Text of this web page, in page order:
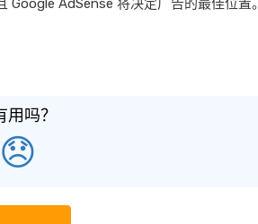
AdSense 将决定广告的最佳位置。
吗？
😞